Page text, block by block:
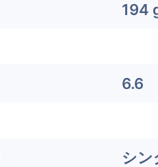
194
6.6
シン